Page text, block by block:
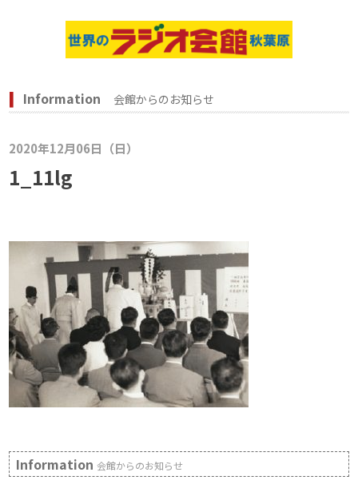
Information 会館からのお知らせ
2020年12月06日（日）
1_11lg
Information会館からのお知らせ